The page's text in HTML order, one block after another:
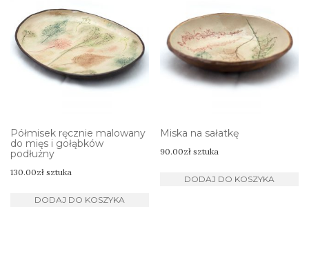
Półmisek ręcznie malowany
do mięs i gołąbków
podłużny
130.00zł sztuka
DODAJ DO KOSZYKA
Miska na sałatkę
90.00zł sztuka
DODAJ DO KOSZYKA